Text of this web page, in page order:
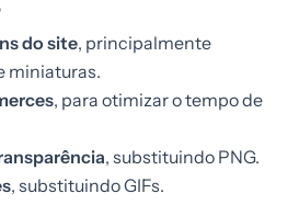
do site, principalmente
miniaturas.
, para otimizar o tempo de
, substituindo PNG.
, substituindo GIFs.